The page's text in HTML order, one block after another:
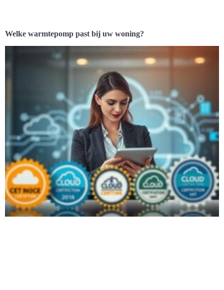
Welke warmtepomp past bij uw woning?